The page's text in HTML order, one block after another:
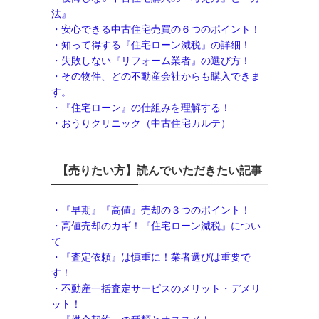
法』
・安心できる中古住宅売買の６つのポイント！
・知って得する『住宅ローン減税』の詳細！
・失敗しない『リフォーム業者』の選び方！
・その物件、どの不動産会社からも購入できま
す。
・『住宅ローン』の仕組みを理解する！
・おうりクリニック（中古住宅カルテ）
【売りたい方】読んでいただきたい記事
・『早期』『高値』売却の３つのポイント！
・高値売却のカギ！『住宅ローン減税』につい
て
・『査定依頼』は慎重に！業者選びは重要で
す！
・不動産一括査定サービスのメリット・デメ リ
ット！